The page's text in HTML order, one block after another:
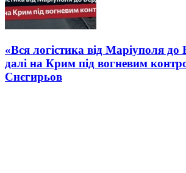
«Вся логістика від Маріуполя до
далі на Крим під вогневим
Снєгирьов